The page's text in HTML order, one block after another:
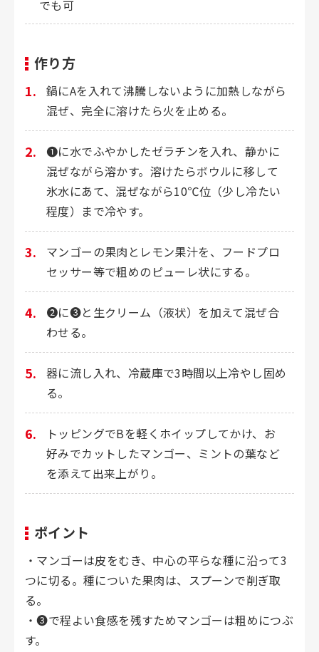
でも可
作り方
鍋にAを入れて沸騰しないように加熱しながら
混ぜ、完全に溶けたら火を止める。
❶に水でふやかしたゼラチンを入れ、静かに
混ぜながら溶かす。溶けたらボウルに移して
氷水にあて、混ぜながら10℃位（少し冷たい
程度）まで冷やす。
マンゴーの果肉とレモン果汁を、フードプロ
セッサー等で粗めのピューレ状にする。
❷に❸と生クリーム（液状）を加えて混ぜ合
わせる。
器に流し入れ、冷蔵庫で3時間以上冷やし固め
る。
トッピングでBを軽くホイップしてかけ、お
好みでカットしたマンゴー、ミントの葉など
を添えて出来上がり。
ポイント
・マンゴーは皮をむき、中心の平らな種に沿って3
つに切る。種についた果肉は、スプーンで削ぎ取
る。
・❸で程よい食感を残すためマンゴーは粗めにつぶ
す。